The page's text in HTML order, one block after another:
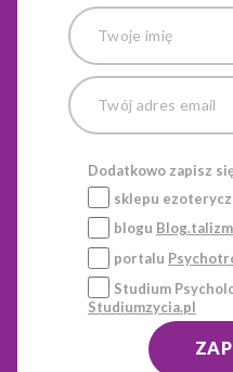
Dodatkowo zapisz
sklepu
blogu
portalu
Studium
Studiumzycia.pl